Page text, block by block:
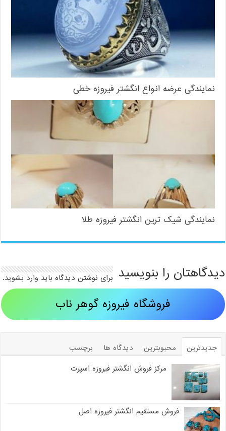
نمایندگی عرضه انواع انگشتر فیروزه خطی
نمایندگی شیک ترین انگشتر فیروزه طلا
دیدگاهتان را بنویسید برای نوشتن دیدگاه باید وارد بشوید.
فروشگاه فیروزه گوهر ناب
جدیدترین محبوبترین دیدگاه ها
برچسب
مرکز فروش انگشتر فیروزه اسپرت
فروش مستقیم انگشتر فیروزه اصل